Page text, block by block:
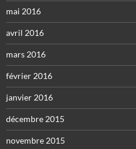
mai 2016
avril 2016
mars 2016
février 2016
janvier 2016
décembre 2015
novembre 2015